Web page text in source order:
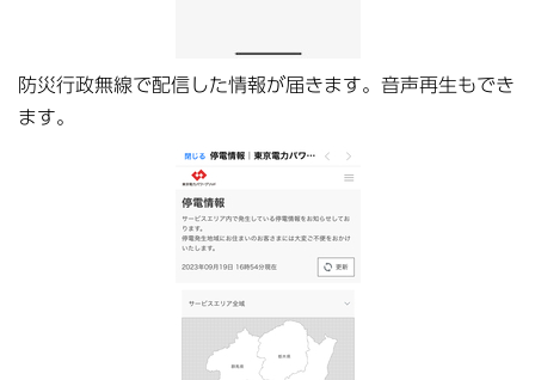
防災行政無線で配信した情報が届きます。音声再生もでき
ます。